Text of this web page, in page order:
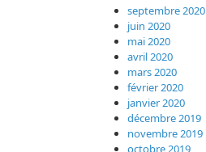
septembre 2020
juin 2020
mai 2020
avril 2020
mars 2020
février 2020
janvier 2020
décembre 2019
novembre 2019
octobre 2019